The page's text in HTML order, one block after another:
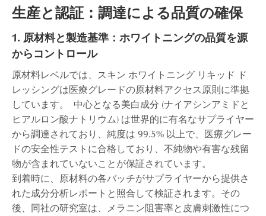
生産と認証：調達による品質の確保
1. 原材料と製造基準：ホワイトニングの品質を源
からコントロール
原材料レベルでは、スキン ホワイトニング リキッド ド
レッシングは医療グレードの原材料アクセス原則に準拠
しています。 中心となる美白成分 (ナイアシンアミドと
ヒアルロン酸ナトリウム) は世界的に有名なサプライヤー
から調達されており、純度は 99.5% 以上で、医療グレー
ドの安全性テストに合格しており、不純物や有害な残留
物が含まれていないことが保証されています。
到着時に、原材料の各バッチがサプライヤーから提供さ
れた成分分析レポートと照合して検証されます。その
後、同社の研究室は、メラニン阻害率と皮膚刺激性につ